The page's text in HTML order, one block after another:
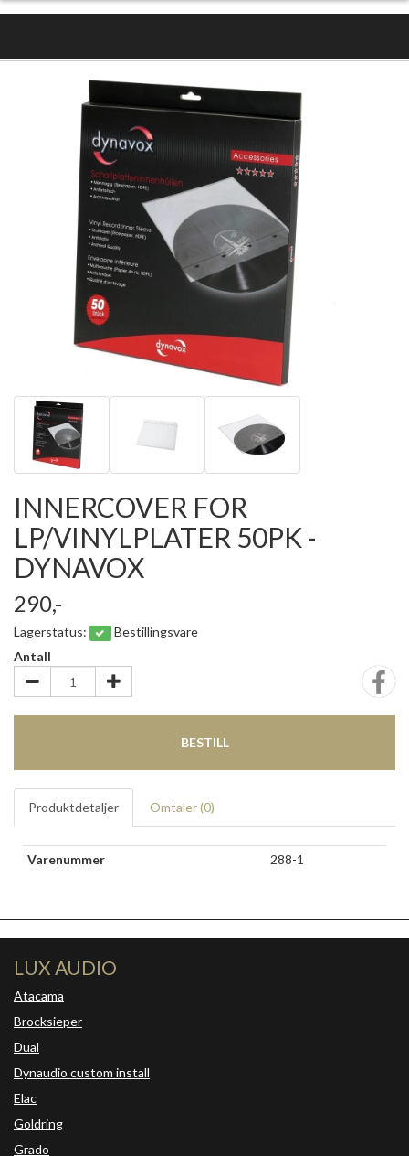
INNERCOVER FOR
LP/VINYLPLATER 50PK -
DYNAVOX
290,-
Lagerstatus:
Bestillingsvare
Antall
BESTILL
Produktdetaljer Omtaler (0)
Varenummer 288-1
LUX AUDIO
Atacama
Brocksieper
Dual
Dynaudio custom install
Elac
Goldring
Grado